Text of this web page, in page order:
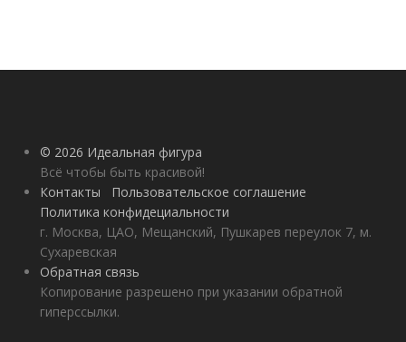
© 2026 Идеальная фигура
Всё чтобы быть красивой!
Контакты
Пользовательское соглашение
Политика конфидециальности
г. Москва, ЦАО, Мещанский, Пушкарев переулок 7, м.
Сухаревская
Обратная связь
Копирование разрешено при указании обратной
гиперссылки.